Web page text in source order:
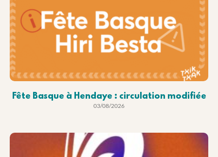
Fête Basque à Hendaye : circulation modifiée
03/08/2026